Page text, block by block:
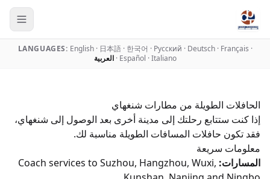
LANGUAGES: English· 日本語· 한국어 · Русский · Deutsch· Français ·
Español ·Italiano
·العربية
الحافلات الطويلة من مطارات شنغهاي
إذا كنت ستتابع رحلتك إلى مدينة أخرى بعد الوصول إلى شنغهاي،
فقد تكون حافلات المسافات الطويلة مناسبة لك.
معلومات سريعة
المسارات: Coach services to Suzhou, Hangzhou, Wuxi,